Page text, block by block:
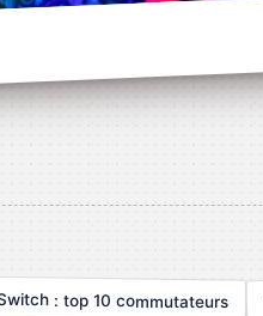
: top 10 commutateurs